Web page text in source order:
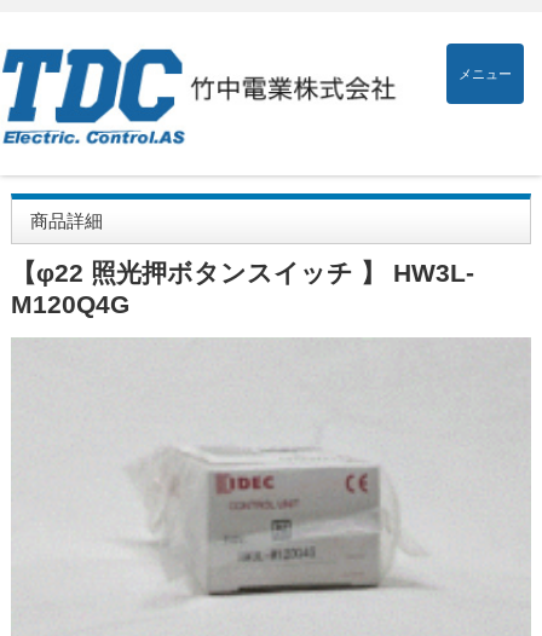
メニュー
商品詳細
【φ22 照光押ボタンスイッチ 】 HW3L-
M120Q4G